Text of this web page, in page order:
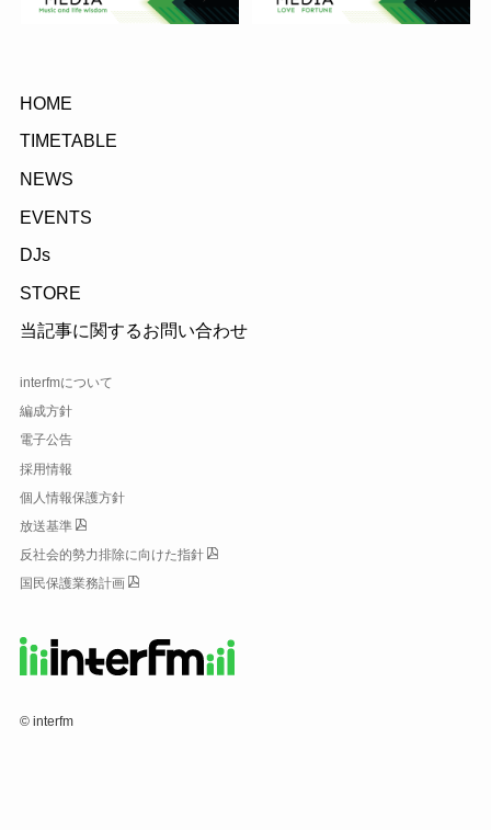
HOME
TIMETABLE
NEWS
EVENTS
DJs
STORE
当記事に関するお問い合わせ
interfmについて
編成方針
電子公告
採用情報
個人情報保護方針
放送基準
反社会的勢力排除に向けた指針
国民保護業務計画
©interfm